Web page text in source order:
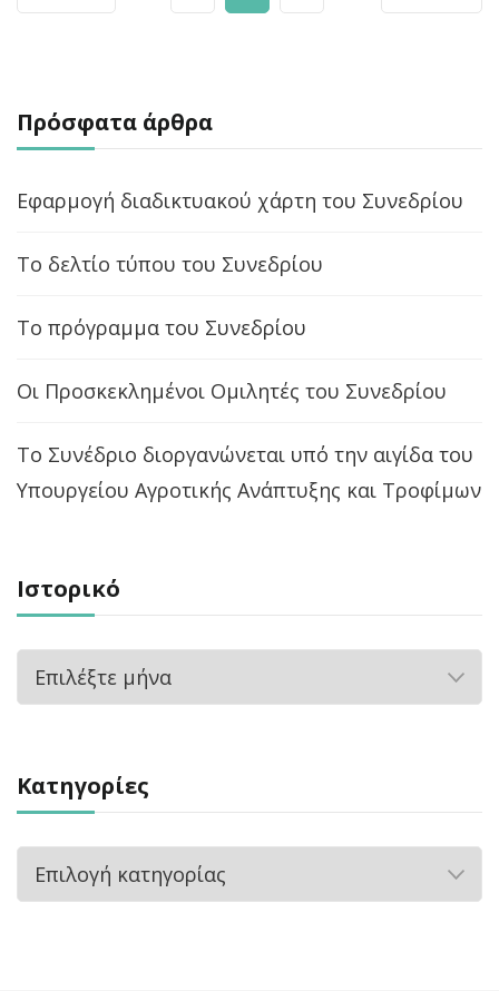
Πρόσφατα άρθρα
Εφαρμογή διαδικτυακού χάρτη του Συνεδρίου
Το δελτίο τύπου του Συνεδρίου
Το πρόγραμμα του Συνεδρίου
Οι Προσκεκλημένοι Ομιλητές του Συνεδρίου
Το Συνέδριο διοργανώνεται υπό την αιγίδα του
Υπουργείου Αγροτικής Ανάπτυξης και Τροφίμων
Ιστορικό
Ιστορικό
Kατηγορίες
Kατηγορίες